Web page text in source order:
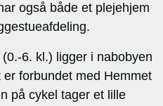
også både et plejehjem
6. kl.) ligger i nabobyen
forbundet med Hemmet
på cykel tager et lille